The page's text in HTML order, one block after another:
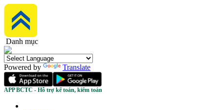
Danh mục
Powered by Translate
APP BCTC - Hỗ trợ kế toán, kiểm toán